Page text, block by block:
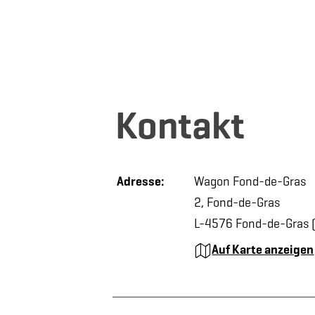
Kontakt
Adresse:
Wagon Fond-de-Gras
2, Fond-de-Gras
L-4576 Fond-de-Gras
Auf Karte anzeigen